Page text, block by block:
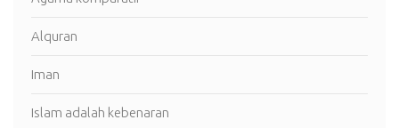
Alquran
Iman
Islam adalah kebenaran